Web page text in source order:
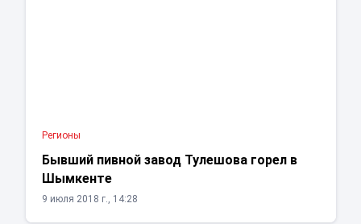
Регионы
Бывший пивной завод Тулешова горел в
Шымкенте
9 июля 2018 г., 14:28